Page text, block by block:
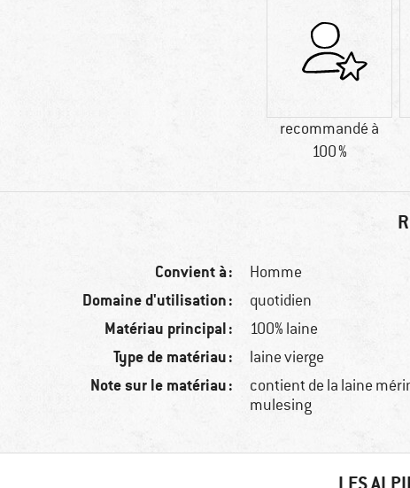
recommandé à
100 %
Convient à : Homme
Domaine d'utilisation : quotidien
Matériau principal : 100% laine
Type de matériau : laine vierge
Note sur le matériau :
contient de la laine
mulesing